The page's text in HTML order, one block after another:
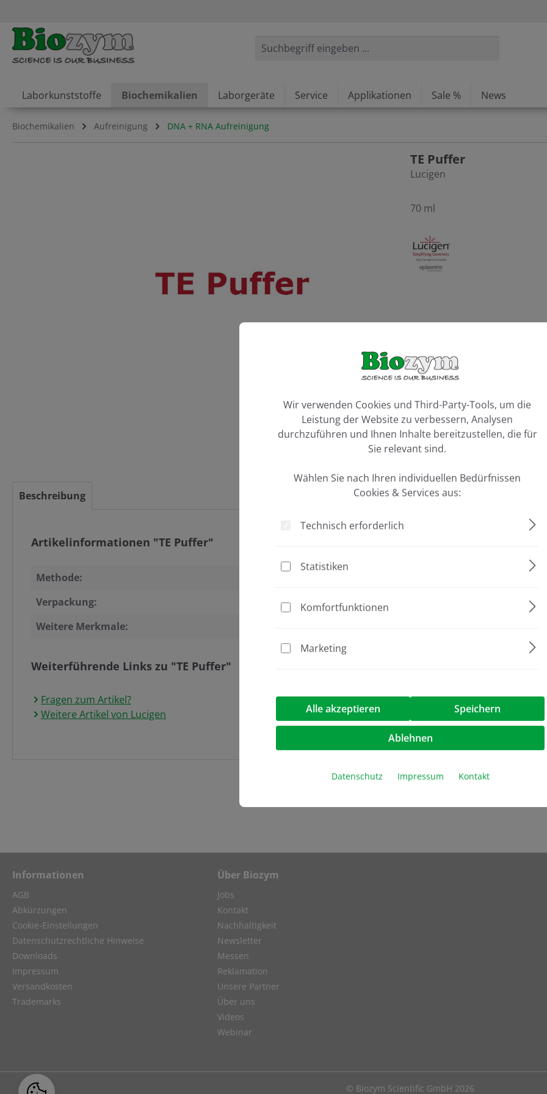
Laborkunststoffe Biochemikalien Laborgeräte Service Applikationen Sale % News
Biochemikalien Aufreinigung DNA + RNA Aufreinigung
TE Puffer
Lucigen
70 ml
Artikel
Beschreibung
Artikelinformationen "TE Puffer"
Methode:
Verpackung:
Weitere Merkmale:
Weiterführende Links zu "TE Puffer"
Fragen zum Artikel?
Weitere Artikel von Lucigen
Informationen
AGB
Abkürzungen
Cookie-Einstellungen
Datenschutzrechtliche Hinweise
Downloads
Impressum
Versandkosten
Trademarks
Über Biozym
Jobs
Kontakt
Nachhaltigkeit
Newsletter
Messen
Reklamation
Unsere Partner
Über uns
Videos
Webinar
© Biozym Scientific GmbH 2026
Wir verwenden Cookies und Third-Party-Tools, um die
Leistung der Website zu verbessern, Analysen
durchzuführen und Ihnen Inhalte bereitzustellen, die für
Sie relevant sind.
Wählen Sie nach Ihren individuellen Bedürfnissen
Cookies & Services aus:
Technisch erforderlich
Statistiken
Komfortfunktionen
Marketing
Alle akzeptieren Speichern
Ablehnen
Datenschutz Impressum Kontakt